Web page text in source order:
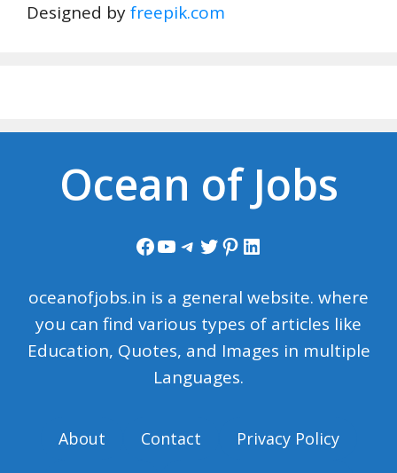
Designed byfreepik.com
Ocean of Jobs
Facebook
YouTube
Telegram
Twitter
Pinterest
LinkedIn
oceanofjobs.in is a general website. where
you can find various types of articles like
Education, Quotes, and Images in multiple
Languages.
About Contact
Privacy Policy